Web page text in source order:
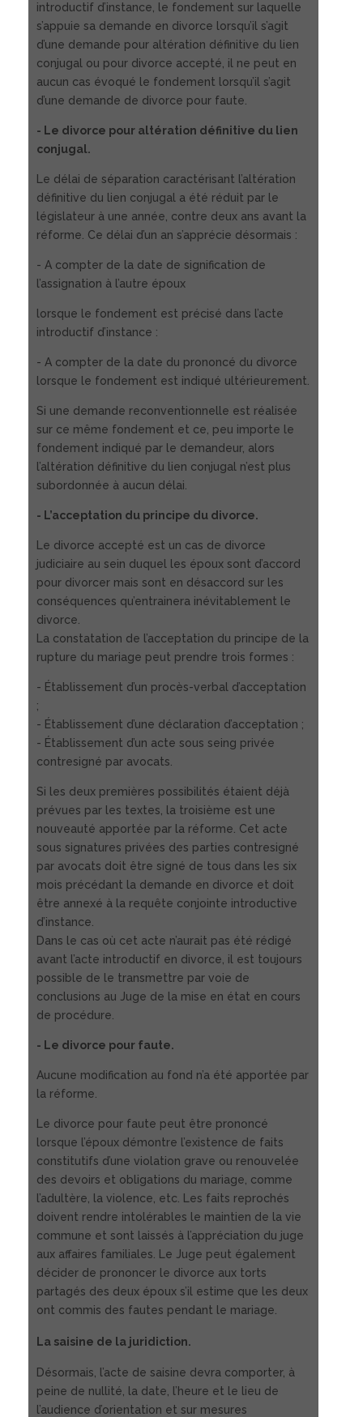
introductif d’instance, le fondement sur laquelle
s’appuie sa demande en divorce lorsqu’il s’agit
d’une demande pour altération définitive du lien
conjugal ou pour divorce accepté, il ne peut en
aucun cas évoqué le fondement lorsqu’il s’agit
d’une demande de divorce pour faute.
- Le divorce pour altération définitive du lien
conjugal.
Le délai de séparation caractérisant l’altération
définitive du lien conjugal a été réduit par le
législateur à une année, contre deux ans avant la
réforme. Ce délai d’un an s’apprécie désormais :
- A compter de la date de signification de
l’assignation à l’autre époux
lorsque le fondement est précisé dans l’acte
introductif d’instance :
- A compter de la date du prononcé du divorce
lorsque le fondement est indiqué ultérieurement.
Si une demande reconventionnelle est réalisée
sur ce même fondement et ce, peu importe le
fondement indiqué par le demandeur, alors
l’altération définitive du lien conjugal n’est plus
subordonnée à aucun délai.
- L’acceptation du principe du divorce.
Le divorce accepté est un cas de divorce
judiciaire au sein duquel les époux sont d’accord
pour divorcer mais sont en désaccord sur les
conséquences qu’entrainera inévitablement le
divorce.
La constatation de l’acceptation du principe de la
rupture du mariage peut prendre trois formes :
- Établissement d’un procès-verbal d’acceptation
;
- Établissement d’une déclaration d’acceptation ;
- Établissement d’un acte sous seing privée
contresigné par avocats.
Si les deux premières possibilités étaient déjà
prévues par les textes, la troisième est une
nouveauté apportée par la réforme. Cet acte
sous signatures privées des parties contresigné
par avocats doit être signé de tous dans les six
mois précédant la demande en divorce et doit
être annexé à la requête conjointe introductive
d’instance.
Dans le cas où cet acte n’aurait pas été rédigé
avant l’acte introductif en divorce, il est toujours
possible de le transmettre par voie de
conclusions au Juge de la mise en état en cours
de procédure.
- Le divorce pour faute.
Aucune modification au fond n’a été apportée par
la réforme.
Le divorce pour faute peut être prononcé
lorsque l’époux démontre l’existence de faits
constitutifs d’une violation grave ou renouvelée
des devoirs et obligations du mariage, comme
l’adultère, la violence, etc. Les faits reprochés
doivent rendre intolérables le maintien de la vie
commune et sont laissés à l’appréciation du juge
aux affaires familiales. Le Juge peut également
décider de prononcer le divorce aux torts
partagés des deux époux s’il estime que les deux
ont commis des fautes pendant le mariage.
La saisine de la juridiction.
Désormais, l’acte de saisine devra comporter, à
peine de nullité, la date, l’heure et le lieu de
l’audience d’orientation et sur mesures